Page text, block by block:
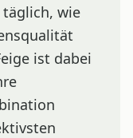
wie
ist dabei